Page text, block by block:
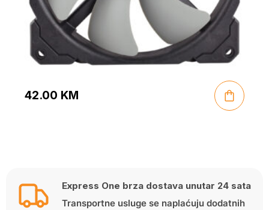
42.00 KM
Express One brza dostava unutar 24 sata
Transportne usluge se naplaćuju dodatnih